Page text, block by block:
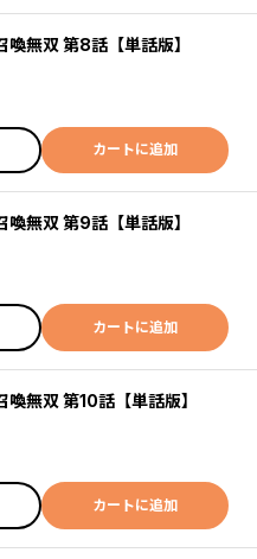
無双 第8話【単話版】
カートに追加
無双 第9話【単話版】
カートに追加
無双 第10話【単話版】
カートに追加